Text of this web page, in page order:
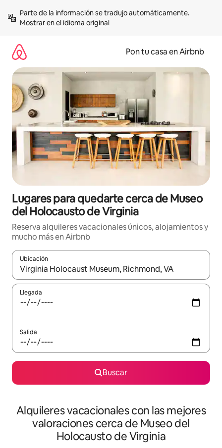
contenidoMostrar en el idioma original
Pon tu casa en Airbnb
Lugares para quedarte cerca de Museo
del Holocausto de Virginia
Reserva alquileres vacacionales únicos, alojamientos y
mucho más en Airbnb
Ubicación
Cuando los resultados estén disponibles, navega con las
Llegada
Salida
Buscar
Alquileres vacacionales con las mejores
valoraciones cerca de Museo del
Holocausto de Virginia